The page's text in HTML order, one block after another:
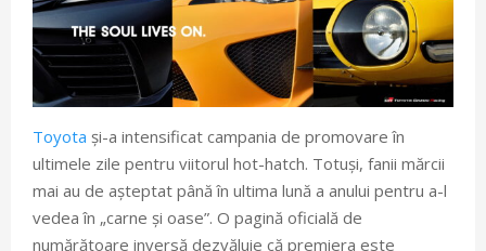
Toyota și-a intensificat campania de promovare în
ultimele zile pentru viitorul hot-hatch. Totuși, fanii mărcii
mai au de așteptat până în ultima lună a anului pentru a-l
vedea în „carne și oase”. O pagină oficială de
numărătoare inversă dezvăluie că premiera este